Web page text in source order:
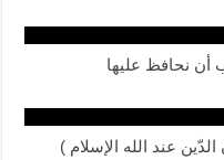
أن نحافظ عليها
عند الله الإسلام )